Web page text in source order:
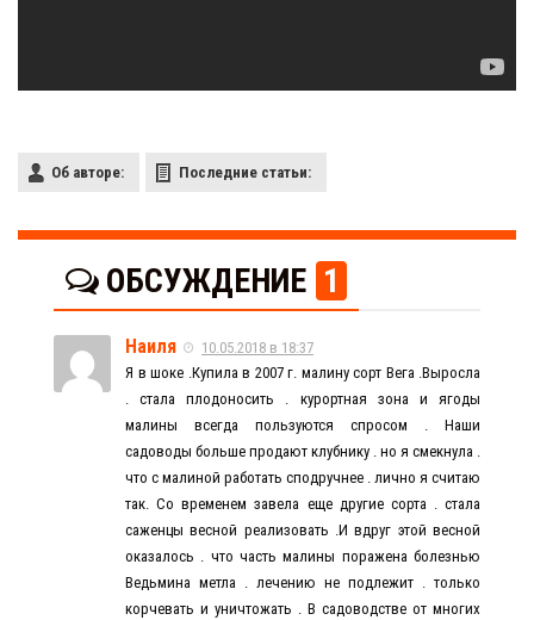
Об авторе: Последние статьи:
ОБСУЖДЕНИЕ 1
Наиля
10.05.2018 в 18:37
Я в шоке .Купила в 2007 г. малину сорт Вега .Выросла
. стала плодоносить . курортная зона и ягоды
малины всегда пользуются спросом . Наши
садоводы больше продают клубнику . но я смекнула .
что с малиной работать сподручнее . лично я считаю
так. Со временем завела еще другие сорта . стала
саженцы весной реализовать .И вдруг этой весной
оказалось . что часть малины поражена болезнью
Ведьмина метла . лечению не подлежит . только
корчевать и уничтожать . В садоводстве от многих